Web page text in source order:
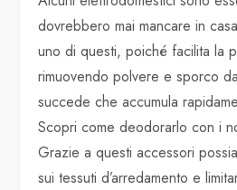
dovrebbero mai mancare in
uno di questi, poiché facilita la
rimuovendo polvere e sporco
succede che accumula
Scopri come deodorarlo con i
Grazie a questi accessori
sui tessuti d’arredamento e